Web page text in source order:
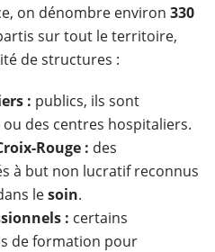
on dénombre environ 330
sur tout le territoire,
de structures :
: publics, ils sont
ou des centres hospitaliers.
Rouge : des
à but non lucratif reconnus
lesoin.
: certains
de formation pour